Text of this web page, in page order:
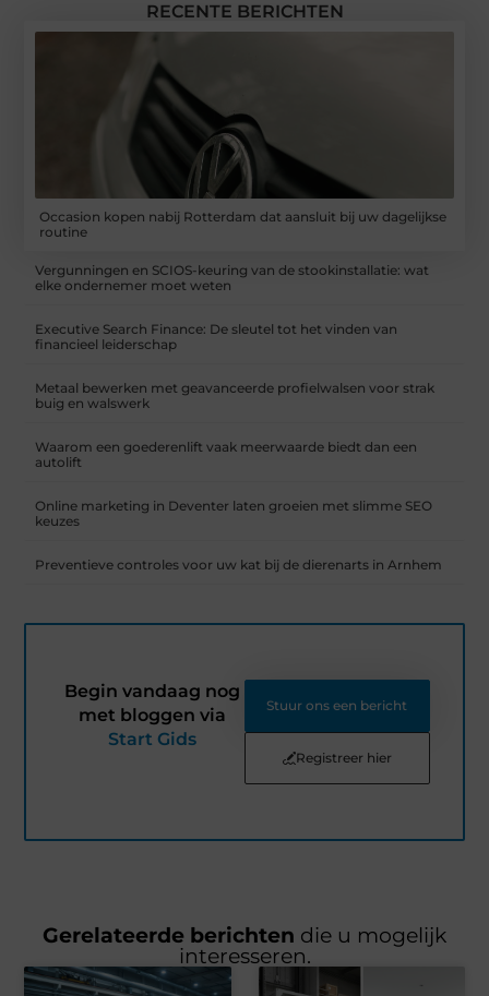
RECENTE BERICHTEN
Occasion kopen nabij Rotterdam dat aansluit bij uw dagelijkse
routine
Vergunningen en SCIOS-keuring van de stookinstallatie: wat
elke ondernemer moet weten
Executive Search Finance: De sleutel tot het vinden van
financieel leiderschap
Metaal bewerken met geavanceerde profielwalsen voor strak
buig en walswerk
Waarom een goederenlift vaak meerwaarde biedt dan een
autolift
Online marketing in Deventer laten groeien met slimme SEO
keuzes
Preventieve controles voor uw kat bij de dierenarts in Arnhem
Begin vandaag nog
met bloggen via
Start Gids
Stuur ons een bericht
Registreer hier
Gerelateerde berichten die u mogelijk
interesseren.